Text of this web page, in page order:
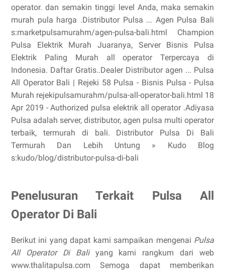
operator. dan semakin tinggi level Anda, maka semakin
murah pula harga .Distributor Pulsa ... Agen Pulsa Bali
s:marketpulsamurahm/agen-pulsa-bali.html Champion
Pulsa Elektrik Murah Juaranya, Server Bisnis Pulsa
Elektrik Paling Murah all operator Terpercaya di
Indonesia. Daftar Gratis..Dealer Distributor agen ... Pulsa
All Operator Bali | Rejeki 58 Pulsa - Bisnis Pulsa - Pulsa
Murah rejekipulsamurahm/pulsa-all-operator-bali.html 18
Apr 2019 - Authorized pulsa elektrik all operator .Adiyasa
Pulsa adalah server, distributor, agen pulsa multi operator
terbaik, termurah di bali. Distributor Pulsa Di Bali
Termurah Dan Lebih Untung » Kudo Blog
s:kudo/blog/distributor-pulsa-di-bali
Penelusuran Terkait Pulsa All
Operator Di Bali
Berikut ini yang dapat kami sampaikan mengenai Pulsa
All Operator Di Bali yang kami rangkum dari web
www.thalitapulsa.com Semoga dapat memberikan